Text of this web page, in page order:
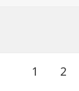
Page
1 2